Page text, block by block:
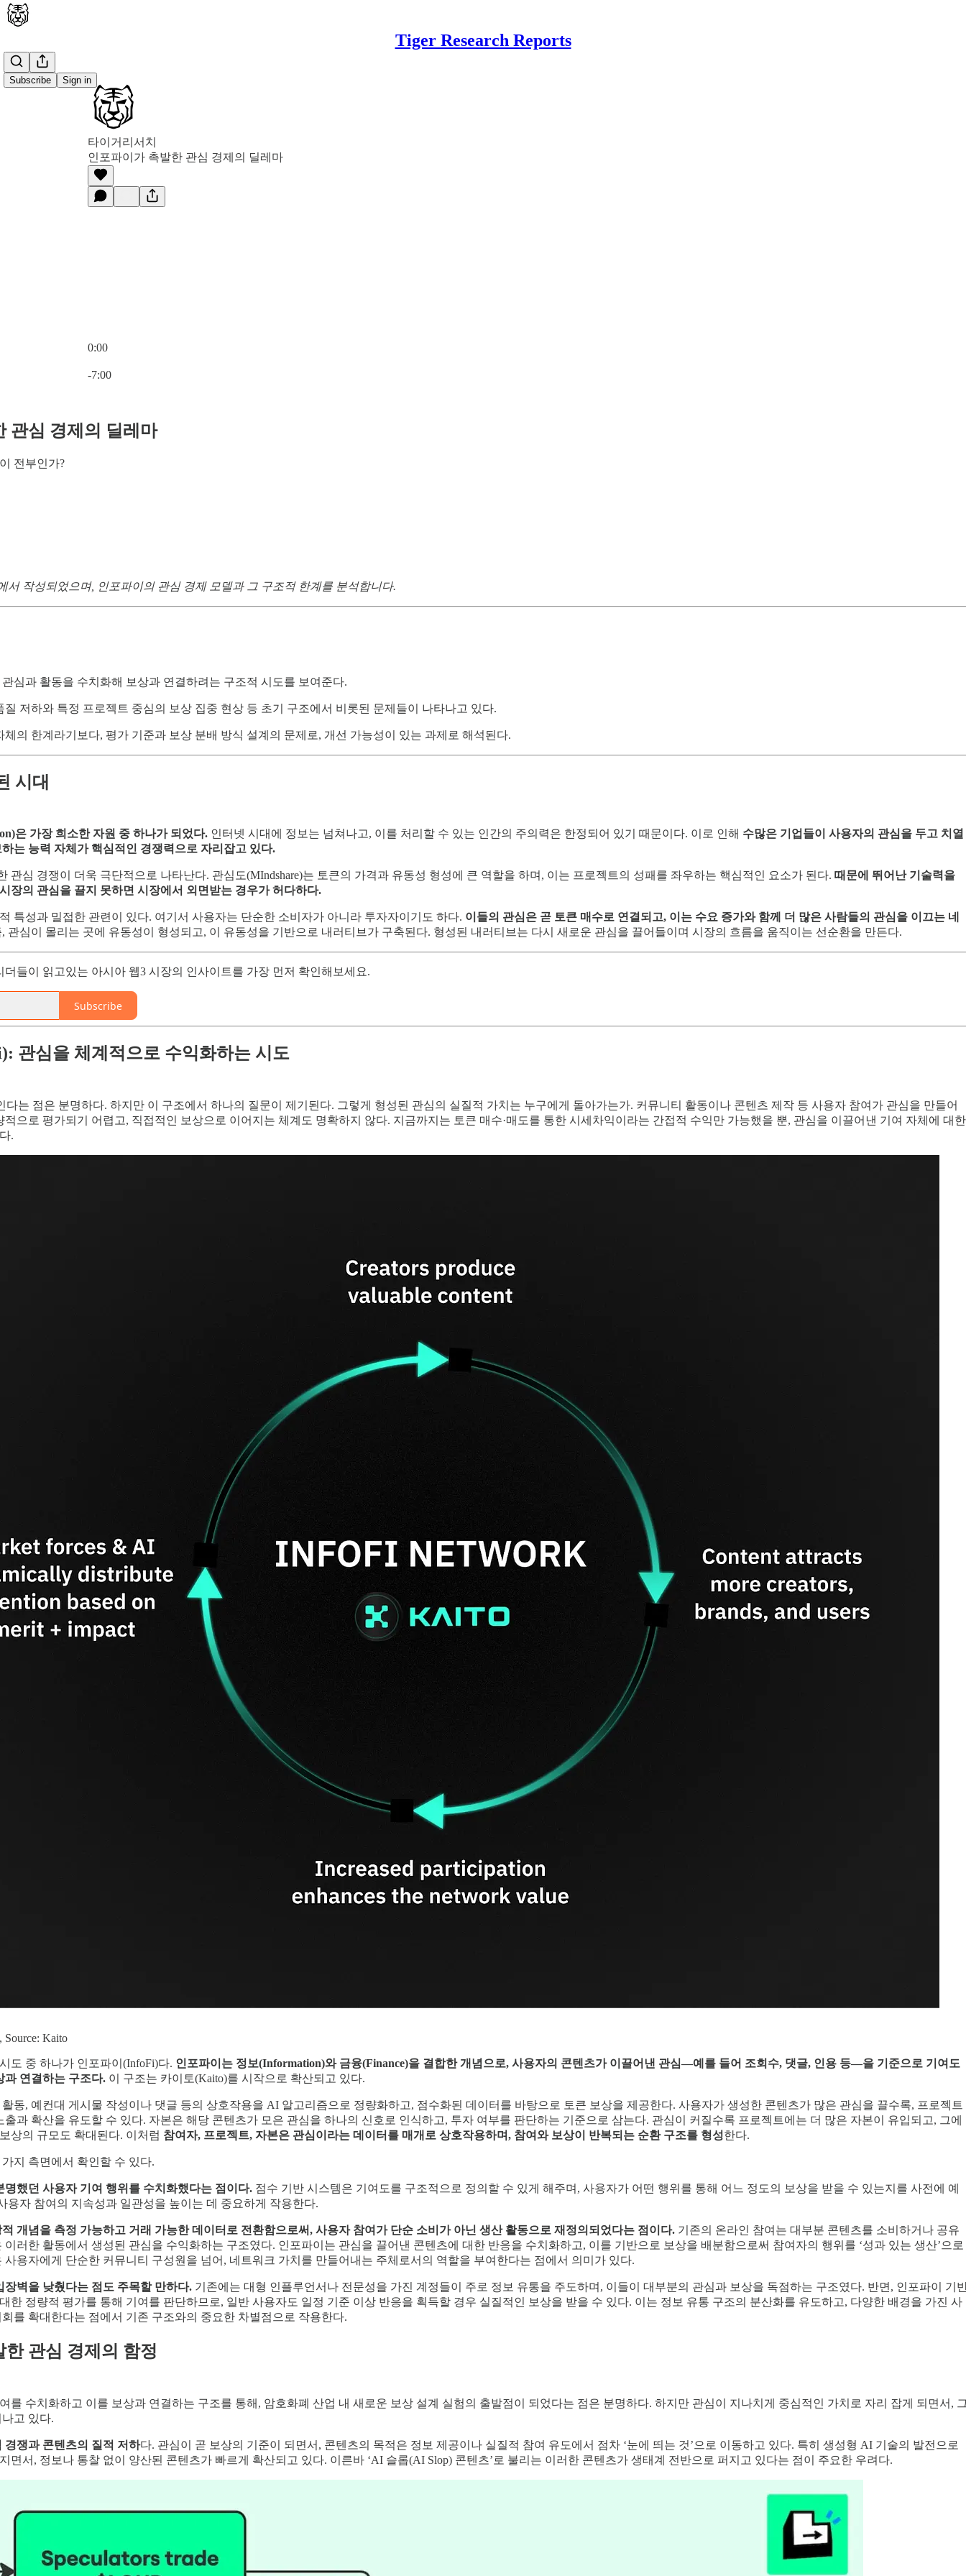
Tiger Research Reports
Subscribe Sign in
타이거리서치
인포파이가 촉발한 관심 경제의 딜레마
0:00
-7:00
관심 경제의 딜레마
전부인가?
서 작성되었으며, 인포파이의 관심 경제 모델과 그 구조적 한계를 분석합니다.
심과 활동을 수치화해 보상과 연결하려는 구조적 시도를 보여준다.
질 저하와 특정 프로젝트 중심의 보상 집중 현상 등 초기 구조에서 비롯된 문제들이 나타나고 있다.
체의 한계라기보다, 평가 기준과 보상 분배 방식 설계의 문제로, 개선 가능성이 있는 과제로 해석된다.
시대
은 가장 희소한 자원 중 하나가 되었다. 인터넷 시대에 정보는 넘쳐나고, 이를 처리할 수 있는 인간의 주의력은 한정되어 있기 때문이다. 이로 인해 수많은 기업들이 사용자의 관심을 두고 치열
는 능력 자체가 핵심적인 경쟁력으로 자리잡고 있다.
관심 경쟁이 더욱 극단적으로 나타난다. 관심도(MIndshare)는 토큰의 가격과 유동성 형성에 큰 역할을 하며, 이는 프로젝트의 성패를 좌우하는 핵심적인 요소가 된다. 때문에 뛰어난 기술력을
장의 관심을 끌지 못하면 시장에서 외면받는 경우가 허다하다.
특성과 밀접한 관련이 있다. 여기서 사용자는 단순한 소비자가 아니라 투자자이기도 하다. 이들의 관심은 곧 토큰 매수로 연결되고, 이는 수요 증가와 함께 더 많은 사람들의 관심을 이끄는 네
관심이 몰리는 곳에 유동성이 형성되고, 이 유동성을 기반으로 내러티브가 구축된다. 형성된 내러티브는 다시 새로운 관심을 끌어들이며 시장의 흐름을 움직이는 선순환을 만든다.
더들이 읽고있는 아시아 웹3 시장의 인사이트를 가장 먼저 확인해보세요.
Subscribe
관심을 체계적으로 수익화하는 시도
다는 점은 분명하다. 하지만 이 구조에서 하나의 질문이 제기된다. 그렇게 형성된 관심의 실질적 가치는 누구에게 돌아가는가. 커뮤니티 활동이나 콘텐츠 제작 등 사용자 참여가 관심을 만들어
으로 평가되기 어렵고, 직접적인 보상으로 이어지는 체계도 명확하지 않다. 지금까지는 토큰 매수·매도를 통한 시세차익이라는 간접적 수익만 가능했을 뿐, 관심을 이끌어낸 기여 자체에 대한
.
Source: Kaito
도 중 하나가 인포파이(InfoFi)다. 인포파이는 정보(Information)와 금융(Finance)을 결합한 개념으로, 사용자의 콘텐츠가 이끌어낸 관심—예를 들어 조회수, 댓글, 인용 등—을 기준으로 기여도
과 연결하는 구조다. 이 구조는 카이토(Kaito)를 시작으로 확산되고 있다.
동, 예컨대 게시물 작성이나 댓글 등의 상호작용을 AI 알고리즘으로 정량화하고, 점수화된 데이터를 바탕으로 토큰 보상을 제공한다. 사용자가 생성한 콘텐츠가 많은 관심을 끌수록, 프로젝트
과 확산을 유도할 수 있다. 자본은 해당 콘텐츠가 모은 관심을 하나의 신호로 인식하고, 투자 여부를 판단하는 기준으로 삼는다. 관심이 커질수록 프로젝트에는 더 많은 자본이 유입되고, 그에
상의 규모도 확대된다. 이처럼 참여자, 프로젝트, 자본은 관심이라는 데이터를 매개로 상호작용하며, 참여와 보상이 반복되는 순환 구조를 형성한다.
지 측면에서 확인할 수 있다.
명했던 사용자 기여 행위를 수치화했다는 점이다. 점수 기반 시스템은 기여도를 구조적으로 정의할 수 있게 해주며, 사용자가 어떤 행위를 통해 어느 정도의 보상을 받을 수 있는지를 사전에 예
용자 참여의 지속성과 일관성을 높이는 데 중요하게 작용한다.
개념을 측정 가능하고 거래 가능한 데이터로 전환함으로써, 사용자 참여가 단순 소비가 아닌 생산 활동으로 재정의되었다는 점이다. 기존의 온라인 참여는 대부분 콘텐츠를 소비하거나 공유
러한 활동에서 생성된 관심을 수익화하는 구조였다. 인포파이는 관심을 끌어낸 콘텐츠에 대한 반응을 수치화하고, 이를 기반으로 보상을 배분함으로써 참여자의 행위를 ‘성과 있는 생산’으로
사용자에게 단순한 커뮤니티 구성원을 넘어, 네트워크 가치를 만들어내는 주체로서의 역할을 부여한다는 점에서 의미가 있다.
장벽을 낮췄다는 점도 주목할 만하다. 기존에는 대형 인플루언서나 전문성을 가진 계정들이 주로 정보 유통을 주도하며, 이들이 대부분의 관심과 보상을 독점하는 구조였다. 반면, 인포파이 기
한 정량적 평가를 통해 기여를 판단하므로, 일반 사용자도 일정 기준 이상 반응을 획득할 경우 실질적인 보상을 받을 수 있다. 이는 정보 유통 구조의 분산화를 유도하고, 다양한 배경을 가진 사
를 확대한다는 점에서 기존 구조와의 중요한 차별점으로 작용한다.
관심 경제의 함정
를 수치화하고 이를 보상과 연결하는 구조를 통해, 암호화폐 산업 내 새로운 보상 설계 실험의 출발점이 되었다는 점은 분명하다. 하지만 관심이 지나치게 중심적인 가치로 자리 잡게 되면서,
고 있다.
경쟁과 콘텐츠의 질적 저하다. 관심이 곧 보상의 기준이 되면서, 콘텐츠의 목적은 정보 제공이나 실질적 참여 유도에서 점차 ‘눈에 띄는 것’으로 이동하고 있다. 특히 생성형 AI 기술의 발전으로
면서, 정보나 통찰 없이 양산된 콘텐츠가 빠르게 확산되고 있다. 이른바 ‘AI 슬롭(AI Slop) 콘텐츠’로 불리는 이러한 콘텐츠가 생태계 전반으로 퍼지고 있다는 점이 주요한 우려다.